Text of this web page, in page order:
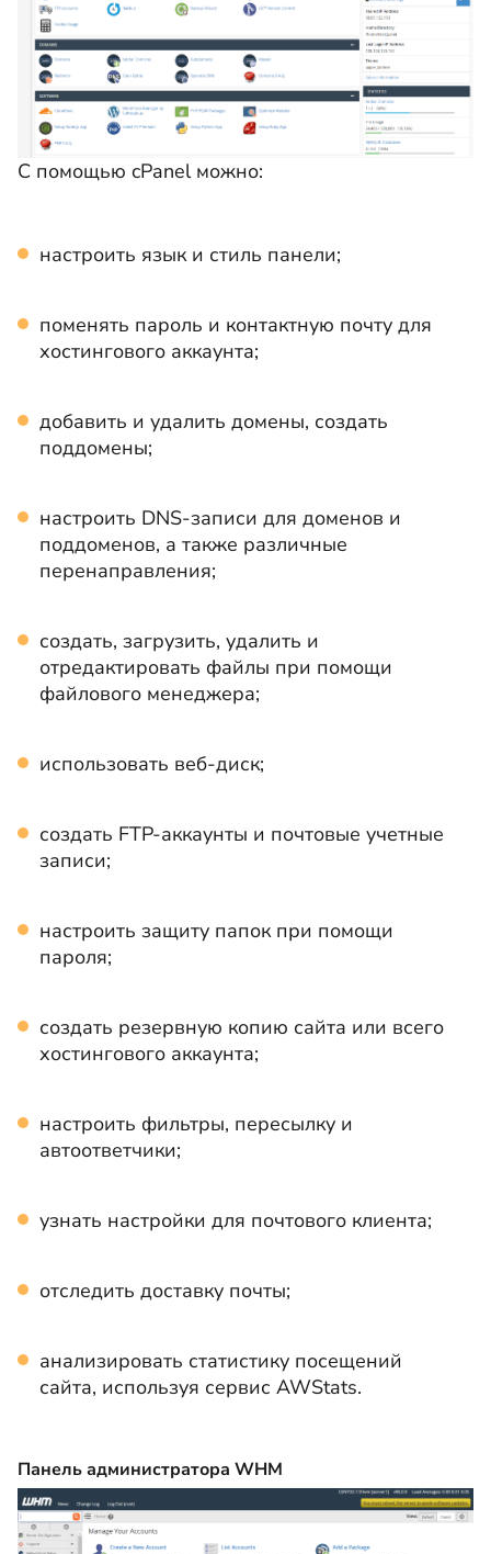
С помощью cPanel можно:
настроить язык и стиль панели;
поменять пароль и контактную почту для
хостингового аккаунта;
добавить и удалить домены, создать
поддомены;
настроить DNS-записи для доменов и
поддоменов, а также различные
перенаправления;
создать, загрузить, удалить и
отредактировать файлы при помощи
файлового менеджера;
использовать веб-диск;
создать FTP-аккаунты и почтовые учетные
записи;
настроить защиту папок при помощи
пароля;
создать резервную копию сайта или всего
хостингового аккаунта;
настроить фильтры, пересылку и
автоответчики;
узнать настройки для почтового клиента;
отследить доставку почты;
анализировать статистику посещений
сайта, используя сервис AWStats.
Панель администратора WHM